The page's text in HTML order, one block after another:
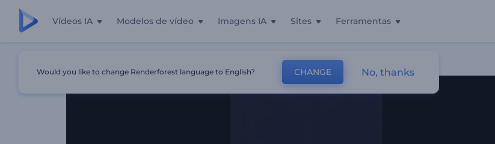
Vídeos IA Modelos de vídeo Imagens IA Sites Ferramentas
Would you like to change Renderforest language to English? CHANGE No, thanks